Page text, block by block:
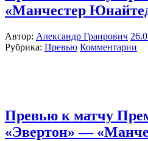
«Манчестер
Автор: Александр Граирович
Рубрика: Превью Комментарии
Превью к матчу
«Эвертон» —